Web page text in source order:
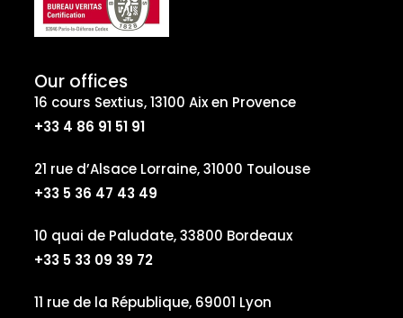
Our offices
16 cours Sextius, 13100 Aix en Provence
+33 4 86 91 51 91
21 rue d’Alsace Lorraine, 31000 Toulouse
+33 5 36 47 43 49
10 quai de Paludate, 33800 Bordeaux
+33 5 33 09 39 72
11 rue de la République, 69001 Lyon